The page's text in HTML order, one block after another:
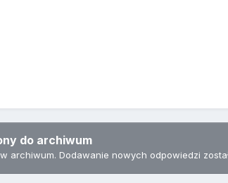
do archiwum
archiwum. Dodawanie nowych odpowiedzi